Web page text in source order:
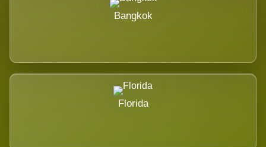
Bangkok
Florida